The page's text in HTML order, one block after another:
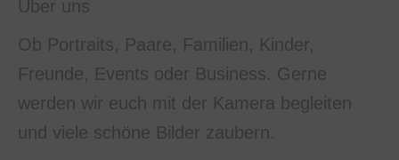
Über uns
Ob Portraits, Paare, Familien, Kinder,
Freunde, Events oder Business. Gerne
werden wir euch mit der Kamera begleiten
und viele schöne Bilder zaubern.